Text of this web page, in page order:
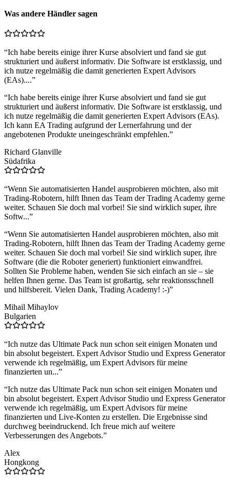
Was andere Händler sagen
“Ich habe bereits einige ihrer Kurse absolviert und fand sie gut
strukturiert und äußerst informativ. Die Software ist erstklassig, und
ich nutze regelmäßig die damit generierten Expert Advisors
(EAs)....”
“Ich habe bereits einige ihrer Kurse absolviert und fand sie gut
strukturiert und äußerst informativ. Die Software ist erstklassig, und
ich nutze regelmäßig die damit generierten Expert Advisors (EAs).
Ich kann EA Trading aufgrund der Lernerfahrung und der
angebotenen Produkte uneingeschränkt empfehlen.”
Richard Glanville
Südafrika
“Wenn Sie automatisierten Handel ausprobieren möchten, also mit
Trading-Robotern, hilft Ihnen das Team der Trading Academy gerne
weiter. Schauen Sie doch mal vorbei! Sie sind wirklich super, ihre
Softw...”
“Wenn Sie automatisierten Handel ausprobieren möchten, also mit
Trading-Robotern, hilft Ihnen das Team der Trading Academy gerne
weiter. Schauen Sie doch mal vorbei! Sie sind wirklich super, ihre
Software (die die Roboter generiert) funktioniert einwandfrei.
Sollten Sie Probleme haben, wenden Sie sich einfach an sie – sie
helfen Ihnen gerne. Das Team ist großartig, sehr reaktionsschnell
und hilfsbereit. Vielen Dank, Trading Academy! :-)”
Mihail Mihaylov
Bulgarien
“Ich nutze das Ultimate Pack nun schon seit einigen Monaten und
bin absolut begeistert. Expert Advisor Studio und Express Generator
verwende ich regelmäßig, um Expert Advisors für meine
finanzierten un...”
“Ich nutze das Ultimate Pack nun schon seit einigen Monaten und
bin absolut begeistert. Expert Advisor Studio und Express Generator
verwende ich regelmäßig, um Expert Advisors für meine
finanzierten und Live-Konten zu erstellen. Die Ergebnisse sind
durchweg beeindruckend. Ich freue mich auf weitere
Verbesserungen des Angebots.”
Alex
Hongkong